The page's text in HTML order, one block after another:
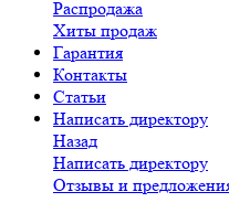
Распродажа
Хиты продаж
Гарантия
Контакты
Статьи
Написать директору
Назад
Написать директору
Отзывы и